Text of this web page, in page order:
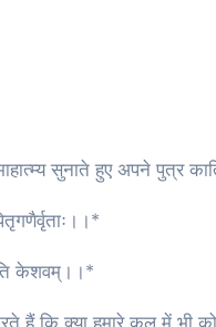
सुनाते हुए अपने पुत्र
केशवम्।।*
हैं कि क्या हमारे कुल में भी